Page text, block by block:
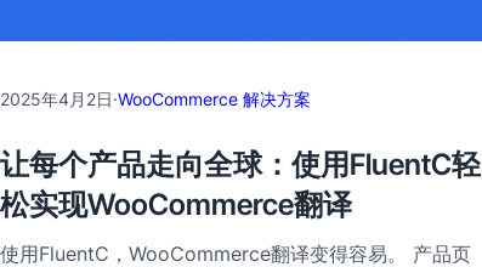
2025年4月2日·WooCommerce 解决方案
让每个产品走向全球：使用FluentC轻
松实现WooCommerce翻译
使用FluentC，WooCommerce翻译变得容易。 产品页